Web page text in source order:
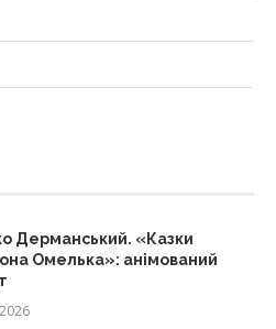
Дерманський. «Казки
Омелька»: анімований